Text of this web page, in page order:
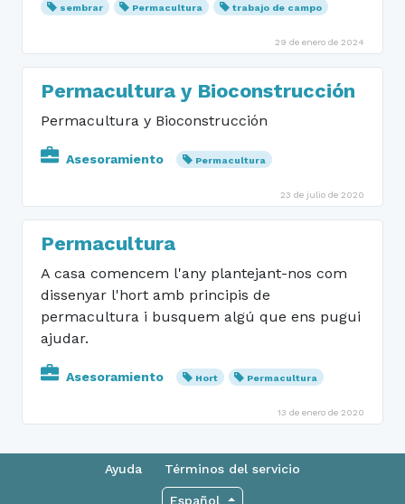
sembrar
Permacultura trabajo de campo
29 de enero de 2024
Permacultura y Bioconstrucción
Permacultura y Bioconstrucción
Asesoramiento Permacultura
23 de julio de 2020
Permacultura
A casa comencem l'any plantejant-nos com
dissenyar l'hort amb principis de
permacultura i busquem algú que ens pugui
ajudar.
Asesoramiento Hort Permacultura
13 de enero de 2020
Ayuda Términos del servicio
Español